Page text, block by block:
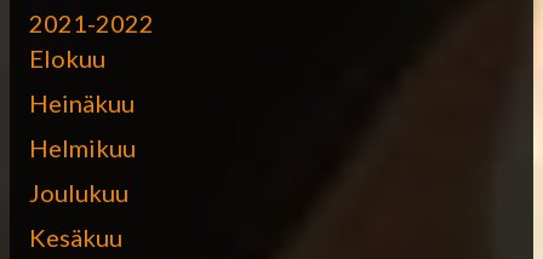
2021-2022
Elokuu
Heinäkuu
Helmikuu
Joulukuu
Kesäkuu